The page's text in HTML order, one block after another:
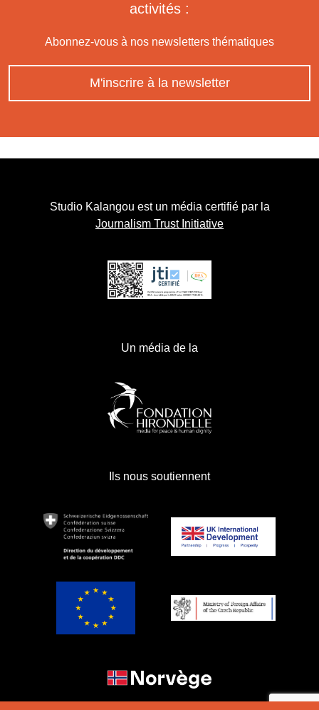
activités :
Abonnez-vous à nos newsletters thématiques
M'inscrire à la newsletter
Studio Kalangou est un média certifié par la
Journalism Trust Initiative
Un média de la
Ils nous soutiennent